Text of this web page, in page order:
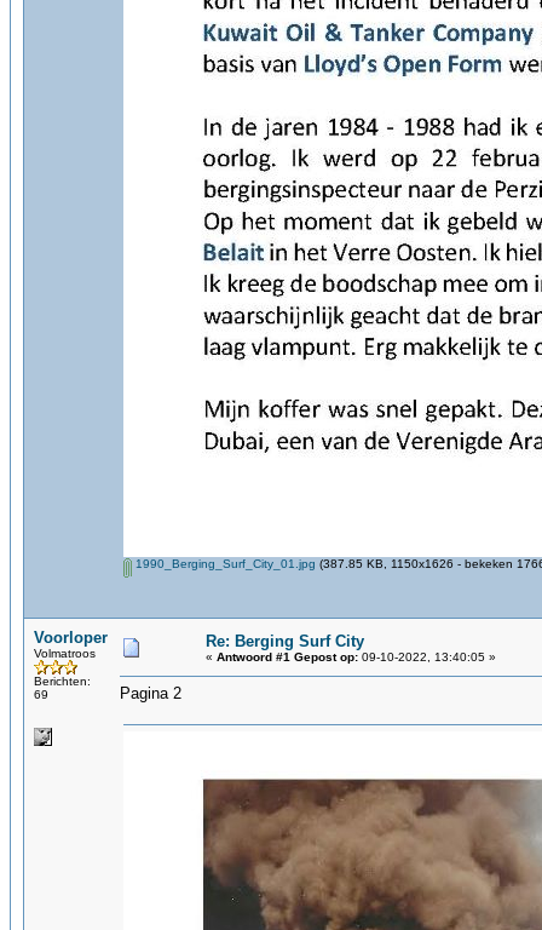
1990_Berging_Surf_City_01.jpg (387.85 KB, 1150x1626 - bekeken
Voorloper
Volmatroos
Berichten:
69
Re: Berging Surf City
« Antwoord #1 Gepost op: 09-10-2022, 13:40:05 »
Pagina 2